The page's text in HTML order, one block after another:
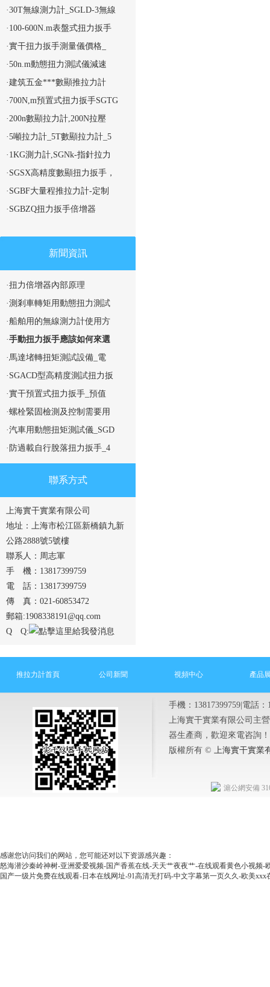
·30T無線測力計_SGLD-3無線
·100-600N.m表盤式扭力扳手
·實干扭力扳手測量儀價格_
·50n.m動態扭力測試儀減速
·建筑五金***數顯推拉力計
·700N,m預置式扭力扳手SGTG
·200n數顯拉力計,200N拉壓
·5噸拉力計_5T數顯拉力計_5
·1KG測力計,SGNk-指針拉力
·SGSX高精度數顯扭力扳手，
·SGBF大量程推拉力計-定制
·SGBZQ扭力扳手倍增器
新聞資訊
·扭力倍增器內部原理
·測剎車轉矩用動態扭力測試
·船舶用的無線測力計使用方
·手動扭力扳手應該如何來選
·馬達堵轉扭矩測試設備_電
·SGACD型高精度測試扭力扳
·實干預置式扭力扳手_預值
·螺栓緊固檢測及控制需要用
·汽車用動態扭矩測試儀_SGD
·防過載自行脫落扭力扳手_4
聯系方式
上海實干實業有限公司
地址：上海市松江區新橋鎮九新
公路2888號5號樓
聯系人：周志軍
手 機：13817399759
電 話：13817399759
傳 真：021-60853472
郵箱:1908338191@qq.com
Q Q:
推拉力計首頁 公司新聞 視頻中心 產品
手機：13817399759|電話
上海實干實業有限公司主
器生產商，歡迎來電咨詢！
版權所有 © 上海實干實業
滬公網安備
感谢您访问我们的网站，您可能还对以下资源感兴趣：
怒海潜沙秦岭神树-亚洲爱爱视频-国产香蕉在线-天天艹夜夜艹-在线观看黄色小视频
国产一级片免费在线观看-日本在线网址-91高清无打码-中文字幕第一页久久-欧美xxx